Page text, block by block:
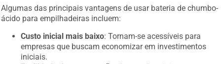
Algumas das principais vantagens de usar bateria de chumbo-
ácido para empilhadeiras incluem:
Custo inicial mais baixo: Tornam-se acessíveis para
empresas que buscam economizar em investimentos
iniciais.